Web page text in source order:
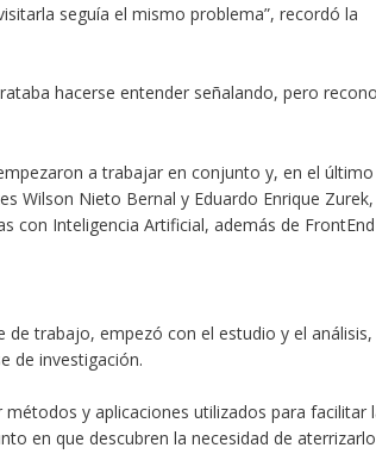
seguía el mismo problema”, recordó la
hacerse entender señalando, pero
a trabajar en conjunto y, en el último
Wilson Nieto Bernal y Eduardo Enrique Zurek,
con Inteligencia Artificial, además de
trabajo, empezó con el estudio y el análisis,
de investigación.
y aplicaciones utilizados para facilitar
en que descubren la necesidad de